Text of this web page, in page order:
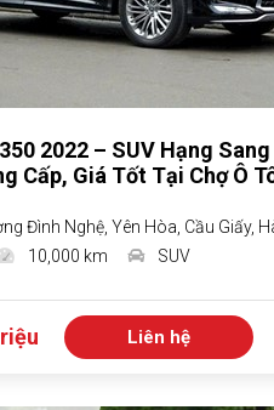
2022 – SUV Hạng Sang
Cấp, Giá Tốt Tại Chợ Ô
Đình Nghệ, Yên Hòa, Cầu Giấy,
10,000 km SUV
Liên hệ